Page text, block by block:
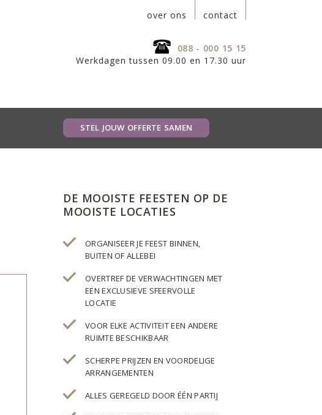
over ons contact
088 - 000 15 15
Werkdagen tussen 09.00 en 17.30 uur
STEL JOUW OFFERTE SAMEN
DE MOOISTE FEESTEN OP DE
MOOISTE LOCATIES
ORGANISEER JE FEEST BINNEN,
BUITEN OF ALLEBEI
OVERTREF DE VERWACHTINGEN MET
EEN EXCLUSIEVE SFEERVOLLE
LOCATIE
VOOR ELKE ACTIVITEIT EEN ANDERE
RUIMTE BESCHIKBAAR
SCHERPE PRIJZEN EN VOORDELIGE
ARRANGEMENTEN
ALLES GEREGELD DOOR ÉÉN PARTIJ